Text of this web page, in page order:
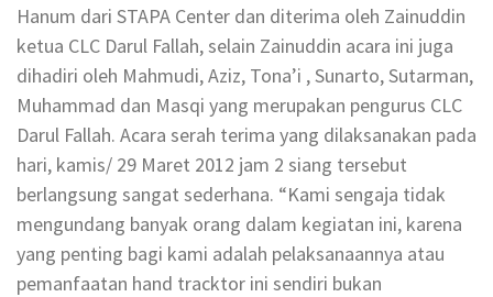
Hanum dari STAPA Center dan diterima oleh Zainuddin
ketua CLC Darul Fallah, selain Zainuddin acara ini juga
dihadiri oleh Mahmudi, Aziz, Tona’i , Sunarto, Sutarman,
Muhammad dan Masqi yang merupakan pengurus CLC
Darul Fallah. Acara serah terima yang dilaksanakan pada
hari, kamis/ 29 Maret 2012 jam 2 siang tersebut
berlangsung sangat sederhana. “Kami sengaja tidak
mengundang banyak orang dalam kegiatan ini, karena
yang penting bagi kami adalah pelaksanaannya atau
pemanfaatan hand tracktor ini sendiri bukan